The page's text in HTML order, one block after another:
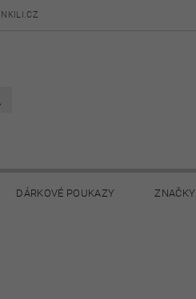
DÁRKOVÉ POUKAZY ZNAČKY